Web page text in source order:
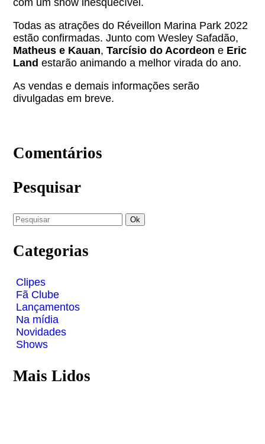
Todas as atrações do Réveillon Marina Park 2022
estão confirmadas. Junto com Wesley Safadão,
Matheus e Kauan,Tarcísio do Acordeon e Eric
Land estarão animando a melhor virada do ano.
As vendas e demais informações serão
divulgadas em breve.
Comentários
Pesquisar
Categorias
Clipes
Fã Clube
Lançamentos
Na mídia
Novidades
Shows
Mais Lidos